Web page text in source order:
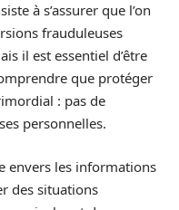
à s’assurer que l’on
frauduleuses
il est essentiel d’être
que protéger
: pas de
personnelles.
envers les informations
des situations